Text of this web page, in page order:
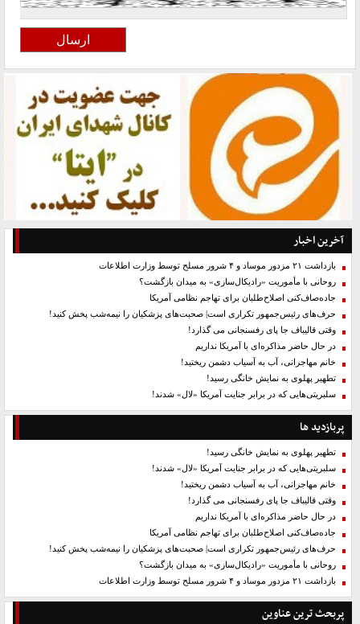
آخرین اخبار
بازداشت ۲۱ مزدور موساد و ۴ شرور مسلح توسط وزارت اطلاعات
روحانی با مأموریت «رادیکال‌سازی» به میدان بازگشت؟
جاده‌صاف‌کنی اصلاح‌طلبان برای تهاجم نظامی آمریکا
حرف‌های رئیس‌جمهور تکراری است| صحبت‌های پزشکیان را نیمه‌شب پخش کنید!
وقتی قالیباف جا پای رفسنجانی می گذارد!
در حال حاضر مذاکره‌ای با آمریکا نداریم
خانم مهاجرانی، آب به آسیاب دشمن ریختید!
تطهیر پهلوی به نمایش خانگی رسید!
سلبریتی‌هایی که در برابر جنایت آمریکا «لال» شدند!
پربازدید ها
تطهیر پهلوی به نمایش خانگی رسید!
سلبریتی‌هایی که در برابر جنایت آمریکا «لال» شدند!
خانم مهاجرانی، آب به آسیاب دشمن ریختید!
وقتی قالیباف جا پای رفسنجانی می گذارد!
در حال حاضر مذاکره‌ای با آمریکا نداریم
جاده‌صاف‌کنی اصلاح‌طلبان برای تهاجم نظامی آمریکا
حرف‌های رئیس‌جمهور تکراری است| صحبت‌های پزشکیان را نیمه‌شب پخش کنید!
روحانی با مأموریت «رادیکال‌سازی» به میدان بازگشت؟
بازداشت ۲۱ مزدور موساد و ۴ شرور مسلح توسط وزارت اطلاعات
پربحث ترین عناوین